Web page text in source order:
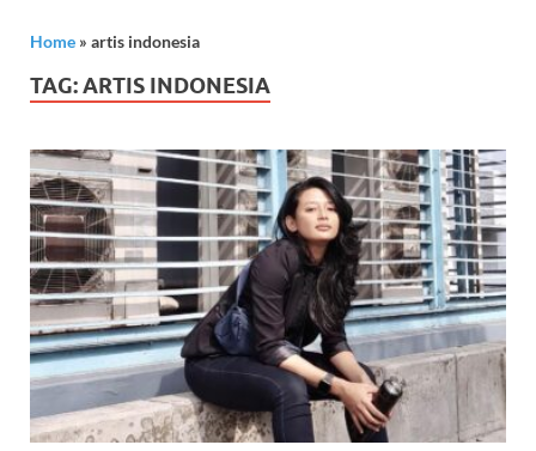
Home » artis indonesia
TAG:ARTIS INDONESIA